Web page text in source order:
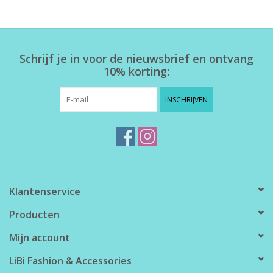
Home deco
SALE
Schrijf je in voor de nieuwsbrief en ontvang
10% korting:
INSCHRIJVEN
Klantenservice
Producten
Mijn account
LiBi Fashion & Accessories